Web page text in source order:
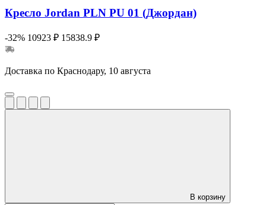
Кресло Jordan PLN PU 01 (Джордан)
-32% 10923 ₽ 15838.9 ₽
Доставка по Краснодару, 10 августа
В корзину